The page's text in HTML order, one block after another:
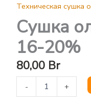
Техническая сушка
Сушка
16-20%
80,00 Br
- +